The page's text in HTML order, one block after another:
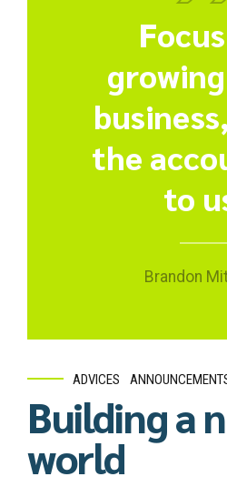
the
to
Brandon
ADVICES
Building a
world